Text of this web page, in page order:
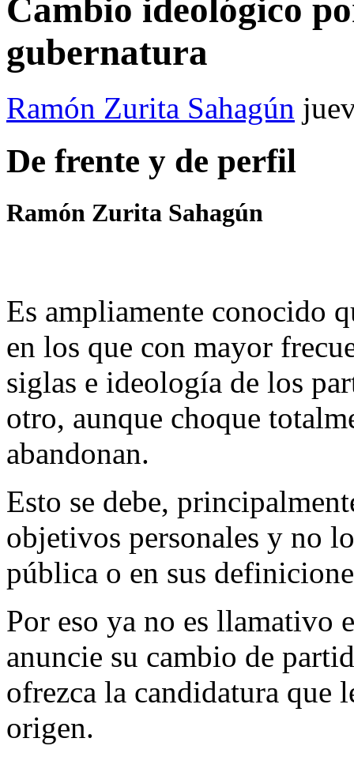
Cambio ideológico
gubernatura
Ramón Zurita Sahagún
De frente y de perfil
Ramón Zurita Sahagún
Es ampliamente conocido
en los que con mayor
siglas e ideología de los
otro, aunque choque
abandonan.
Esto se debe,
objetivos personales y no
pública o en sus
Por eso ya no es llamativo
anuncie su cambio de
ofrezca la candidatura que
origen.